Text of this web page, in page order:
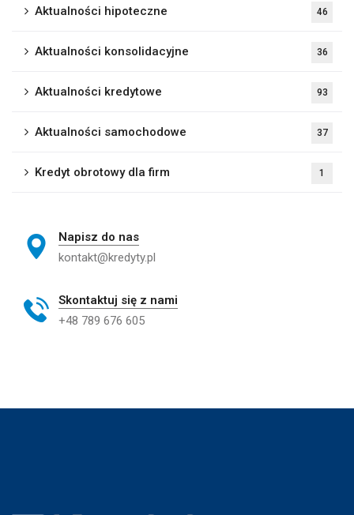
Aktualności hipoteczne 46
Aktualności konsolidacyjne 36
Aktualności kredytowe 93
Aktualności samochodowe 37
Kredyt obrotowy dla firm 1
Napisz do nas
kontakt@kredyty.pl
Skontaktuj się z nami
+48 789 676 605